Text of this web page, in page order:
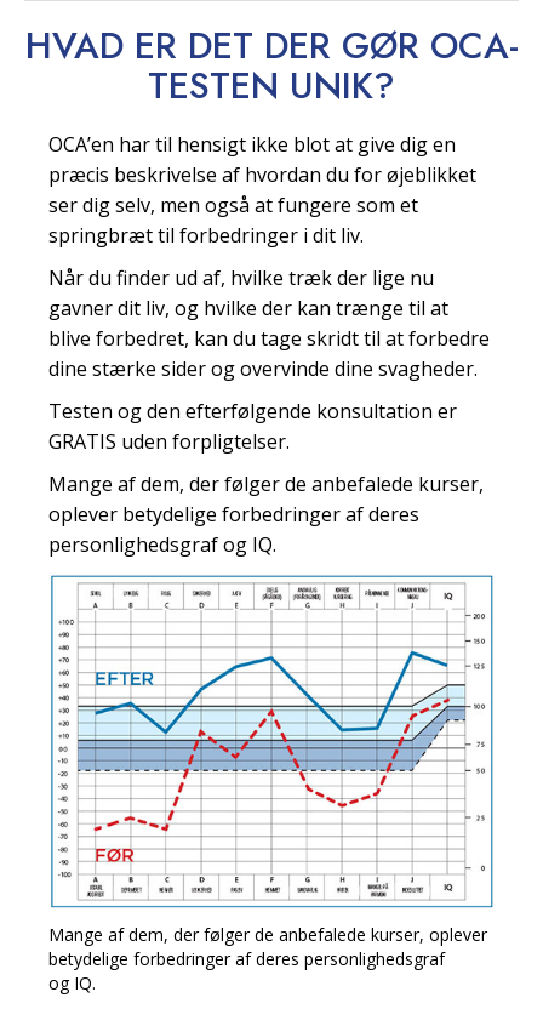
HVAD ER DET DER GØR OCA-
TESTEN UNIK?
OCA’en har til hensigt ikke blot at give dig en
præcis beskrivelse af hvordan du for øjeblikket
ser dig selv, men også at fungere som et
springbræt til forbedringer i dit liv.
Når du finder ud af, hvilke træk der lige nu
gavner dit liv, og hvilke der kan trænge til at
blive forbedret, kan du tage skridt til at forbedre
dine stærke sider og overvinde dine svagheder.
Testen og den efterfølgende konsultation er
GRATIS uden forpligtelser.
Mange af dem, der følger de anbefalede kurser,
oplever betydelige forbedringer af deres
personlighedsgraf og IQ.
Mange af dem, der følger de anbefalede kurser, oplever
betydelige forbedringer af deres personlighedsgraf
og IQ.